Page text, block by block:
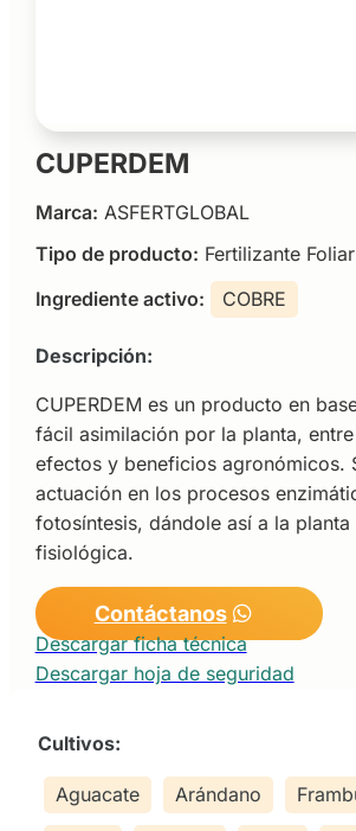
CUPERDEM
Marca: ASFERTGLOBAL
Tipo de producto: Fertilizante Foliar
Ingrediente activo:
COBRE
Descripción:
CUPERDEM es un producto en
fácil asimilación por la planta,
efectos y beneficios agronómicos.
actuación en los procesos
fotosíntesis, dándole así a la planta
fisiológica.
Contáctanos
Descargar ficha técnica
Descargar hoja de seguridad
Cultivos:
Aguacate Arándano